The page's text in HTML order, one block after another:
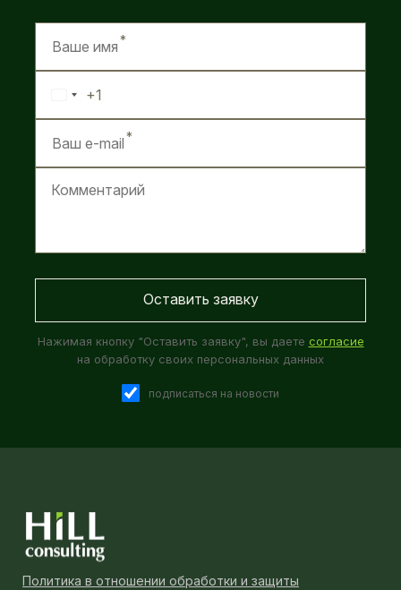
United
States
+1
Нажимая кнопку "Оставить заявку", вы даете согласие
на обработку своих персональных данных
подписаться на новости
Политика в отношении обработки и защиты